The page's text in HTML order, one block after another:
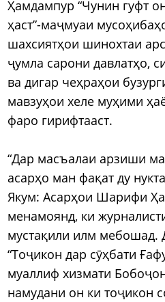
Ҳамдампур “Чунин гуфт
ҳаст”-маҷмуаи
шахсиятҳои шинохтаи
ҷумла сарони давлатҳо,
ва дигар чеҳраҳои
мавзуҳои хеле муҳими
фаро гирифтааст.
“Дар масъалаи арзиши
асарҳо ман фақат ду
Якум: Асарҳои Шарифи
менамоянд, ки
мустақили илм мебошад.
“Тоҷикон дар сӯҳбати
муаллиф хизмати
намудани он ки тоҷикон